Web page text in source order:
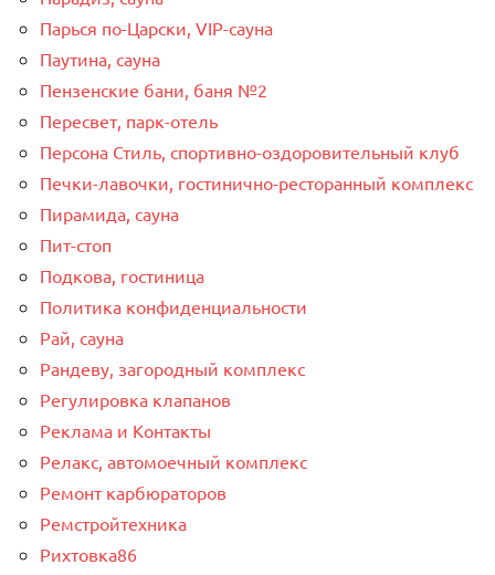
Парься по-Царски, VIP-сауна
Паутина, сауна
Пензенские бани, баня №2
Пересвет, парк-отель
Персона Стиль, спортивно-оздоровительный клуб
Печки-лавочки, гостинично-ресторанный комплекс
Пирамида, сауна
Пит-стоп
Подкова, гостиница
Политика конфиденциальности
Рай, сауна
Рандеву, загородный комплекс
Регулировка клапанов
Реклама и Контакты
Релакс, автомоечный комплекс
Ремонт карбюраторов
Ремстройтехника
Рихтовка86